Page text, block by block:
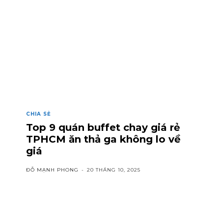
CHIA SẺ
Top 9 quán buffet chay giá rẻ
TPHCM ăn thả ga không lo về
giá
ĐỖ MẠNH PHONG - 20 THÁNG 10, 2025